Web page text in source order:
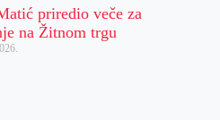
priredio veče za
na Žitnom trgu